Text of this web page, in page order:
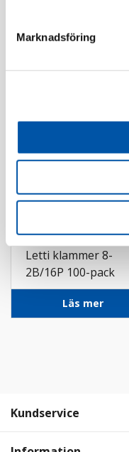
Marknadsföring
Norwesco
Letti klammer 8-
2B/16P 100-pack
Läs mer
Kundservice